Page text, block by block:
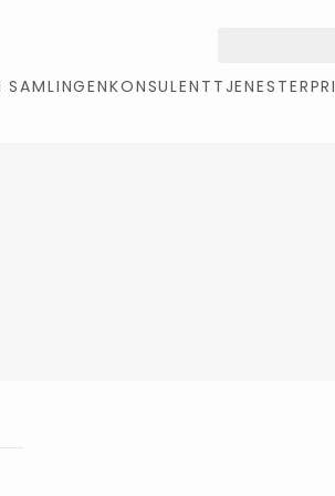
SAMLINGENKONSULENTTJENESTER